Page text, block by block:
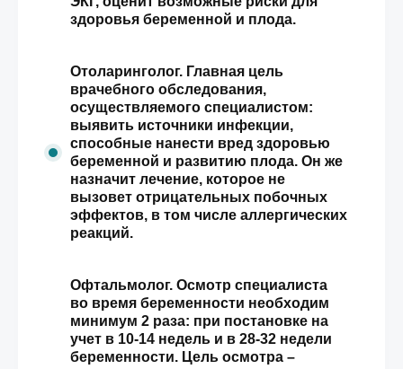
здоровья беременной и плода.
Отоларинголог. Главная цель
врачебного обследования,
осуществляемого специалистом:
выявить источники инфекции,
способные нанести вред здоровью
беременной и развитию плода. Он же
назначит лечение, которое не
вызовет отрицательных побочных
эффектов, в том числе аллергических
реакций.
Офтальмолог. Осмотр специалиста
во время беременности необходим
минимум 2 раза: при постановке на
учет в 10-14 недель и в 28-32 недели
беременности. Цель осмотра –